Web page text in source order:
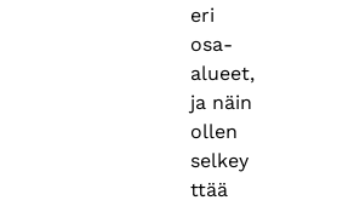
eri
osa-
alueet,
ja näin
ollen
selkey
ttää